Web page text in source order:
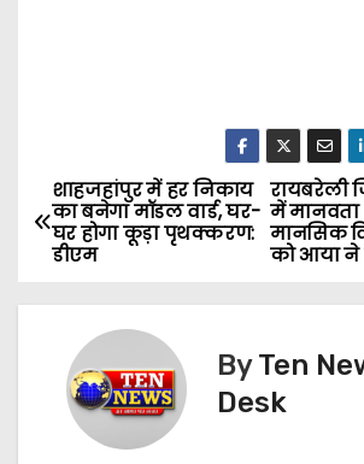
P
o
s
रायबरेली
में मानवता
मानसिक
को आया ने
शाहजहांपुर में हर निकाय
का बनेगा मॉडल वार्ड, घर-
घर होगा कूड़ा पृथक्करण:
डीएम
ByTen
Desk